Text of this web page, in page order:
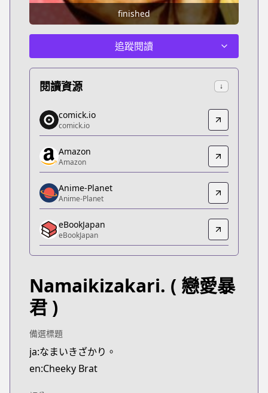
finished
追蹤閱讀
閱讀資源 ↓
comick.io
comick.io
https://comick.io/comic/namaikizakari
Amazon
Amazon
https://www.amazon.co.jp/-/en/gp/product/
Anime-Planet
Anime-Planet
https://www.anime-planet.com/manga/
eBookJapan
eBookJapan
Kitsu
Kitsu
https://kitsu.app/manga/25496
CDJapan
CDJapan
https://www.anime-planet.com/manga/https://
MangaUpdates
comick.io
comick.io
Amazon
Amazon
Anime-Planet
Anime-Planet
eBookJapan
eBookJapan
Namaikizakari. ( 戀愛暴
君 )
備選標題
ja:なまいきざかり。
en:Cheeky Brat